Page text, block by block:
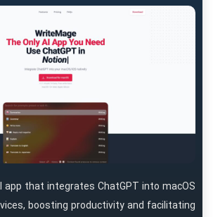
app that integrates ChatGPT into macOS
boosting productivity and facilitating